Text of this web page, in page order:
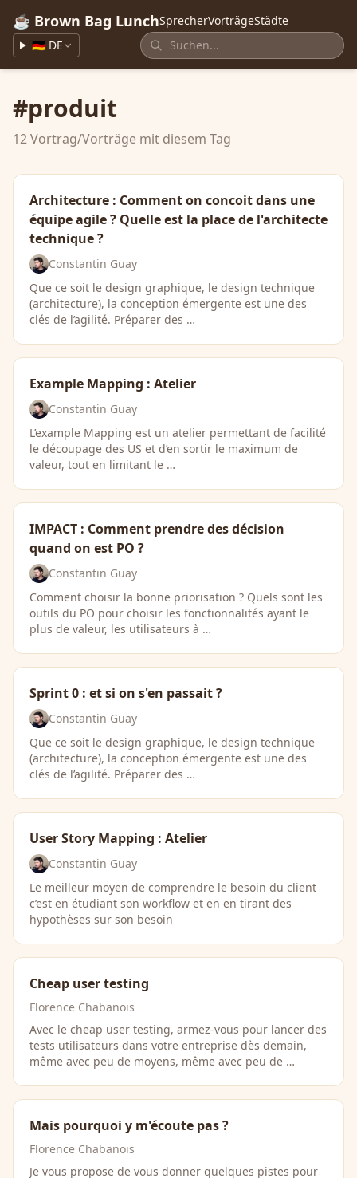
☕ Brown Bag LunchSprecherVorträgeStädte
🇩🇪 DE
#produit
12 Vortrag/Vorträge mit diesem Tag
Architecture : Comment on concoit dans une
équipe agile ? Quelle est la place de l'architecte
technique ?
Constantin Guay
Que ce soit le design graphique, le design technique
(architecture), la conception émergente est une des
clés de l’agilité. Préparer des …
Example Mapping : Atelier
Constantin Guay
L’example Mapping est un atelier permettant de facilité
le découpage des US et d’en sortir le maximum de
valeur, tout en limitant le …
IMPACT : Comment prendre des décision
quand on est PO ?
Constantin Guay
Comment choisir la bonne priorisation ? Quels sont les
outils du PO pour choisir les fonctionnalités ayant le
plus de valeur, les utilisateurs à …
Sprint 0 : et si on s'en passait ?
Constantin Guay
Que ce soit le design graphique, le design technique
(architecture), la conception émergente est une des
clés de l’agilité. Préparer des …
User Story Mapping : Atelier
Constantin Guay
Le meilleur moyen de comprendre le besoin du client
c’est en étudiant son workflow et en en tirant des
hypothèses sur son besoin
Cheap user testing
Florence Chabanois
Avec le cheap user testing, armez-vous pour lancer des
tests utilisateurs dans votre entreprise dès demain,
même avec peu de moyens, même avec peu de …
Mais pourquoi y m'écoute pas ?
Florence Chabanois
Je vous propose de vous donner quelques pistes pour